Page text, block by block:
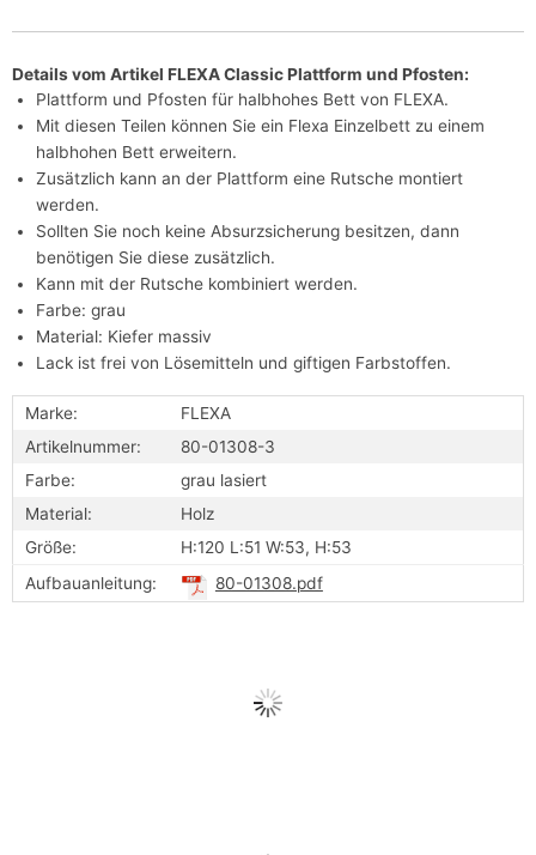
Details vom Artikel FLEXA Classic Plattform und Pfosten:
Plattform und Pfosten für halbhohes Bett von FLEXA.
Mit diesen Teilen können Sie ein Flexa Einzelbett zu einem
halbhohen Bett erweitern.
Zusätzlich kann an der Plattform eine Rutsche montiert
werden.
Sollten Sie noch keine Absurzsicherung besitzen, dann
benötigen Sie diese zusätzlich.
Kann mit der Rutsche kombiniert werden.
Farbe: grau
Material: Kiefer massiv
Lack ist frei von Lösemitteln und giftigen Farbstoffen.
Marke:
FLEXA
Artikelnummer:
80-01308-3
Farbe:
grau lasiert
Material:
Holz
Größe:
H:120 L:51 W:53, H:53
Aufbauanleitung:
80-01308.pdf